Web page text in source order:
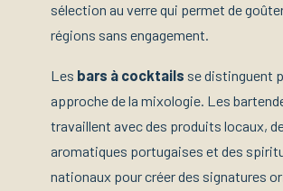
sélection au verre qui permet de
régions sans engagement.
Les bars à cocktails se distinguent
approche de la mixologie. Les
travaillent avec des produits locaux,
aromatiques portugaises et des
nationaux pour créer des signatures